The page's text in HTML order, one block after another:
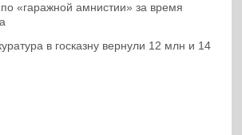
«гаражной амнистии» за время
в госказну вернули 12 млн и 14